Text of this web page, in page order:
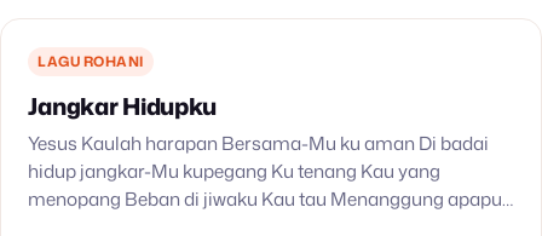
LAGU ROHANI
Jangkar Hidupku
Yesus Kaulah harapan Bersama-Mu ku aman Di badai
hidup jangkar-Mu kupegang Ku tenang Kau yang
menopang Beban di jiwaku Kau tau Menanggung apapun